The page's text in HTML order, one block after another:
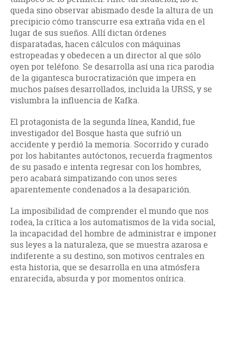
queda sino observar abismado desde la altura de un
precipicio cómo transcurre esa extraña vida en el
lugar de sus sueños. Allí dictan órdenes
disparatadas, hacen cálculos con máquinas
estropeadas y obedecen a un director al que sólo
oyen por teléfono. Se desarrolla así una rica parodia
de la gigantesca burocratización que impera en
muchos países desarrollados, incluida la URSS, y se
vislumbra la influencia de Kafka.
El protagonista de la segunda línea, Kandid, fue
investigador del Bosque hasta que sufrió un
accidente y perdió la memoria. Socorrido y curado
por los habitantes autóctonos, recuerda fragmentos
de su pasado e intenta regresar con los hombres,
pero acabará simpatizando con unos seres
aparentemente condenados a la desaparición.
La imposibilidad de comprender el mundo que nos
rodea, la crítica a los automatismos de la vida social,
la incapacidad del hombre de administrar e imponer
sus leyes a la naturaleza, que se muestra azarosa e
indiferente a su destino, son motivos centrales en
esta historia, que se desarrolla en una atmósfera
enrarecida, absurda y por momentos onírica.